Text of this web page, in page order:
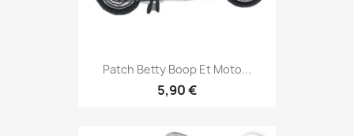
Patch Betty Boop Et Moto...
5,90 €